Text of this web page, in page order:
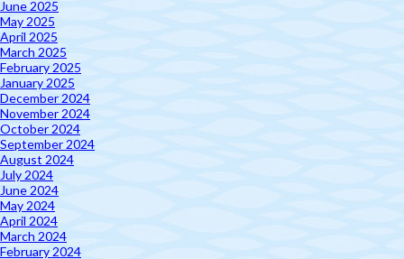
June 2025
May 2025
April 2025
March 2025
February 2025
January 2025
December 2024
November 2024
October 2024
September 2024
August 2024
July 2024
June 2024
May 2024
April 2024
March 2024
February 2024